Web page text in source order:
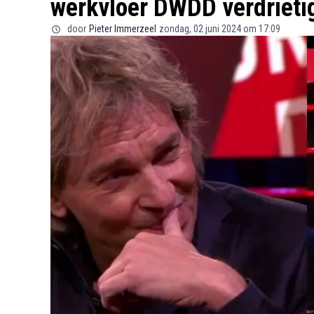
werkvloer DWDD
door Pieter Immerzeel zondag, 02 juni 2024 om 17:09